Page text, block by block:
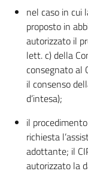
nel caso in cui
proposto in
autorizzato il
lett. c) della
consegnato al
il consenso
d’intesa);
il
richiesta
adottante; il
autorizzato la